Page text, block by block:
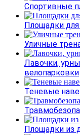
Спортивные
Площадки для
Уличные
Лавочки,
велопарковки
Теневые
Площадки из